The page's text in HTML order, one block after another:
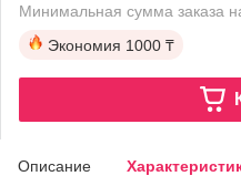
Минимальная сумма заказа
Экономия 1000 ₸
Описание